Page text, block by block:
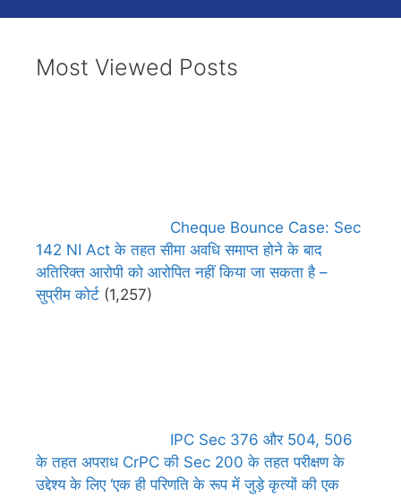
Most Viewed Posts
Cheque Bounce Case: Sec
142 NI Act के तहत सीमा अवधि समाप्त होने के बाद
अतिरिक्त आरोपी को आरोपित नहीं किया जा सकता है –
सुप्रीम कोर्ट (1,257)
IPC Sec 376 और 504, 506
के तहत अपराध CrPC की Sec 200 के तहत परीक्षण के
उद्देश्य के लिए ‘एक ही परिणति के रूप में जुड़े कृत्यों की एक